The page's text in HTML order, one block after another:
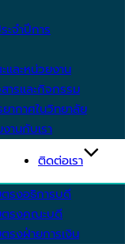
จำปีการ
ละหน่วยงาน
ารและกิจกรรม
ากาศในวิทยาลัย
านกับเรา
ติดต่อเรา
รงอธิการบดี
ตรงคณะบดี
รงฝ่ายการเงิน